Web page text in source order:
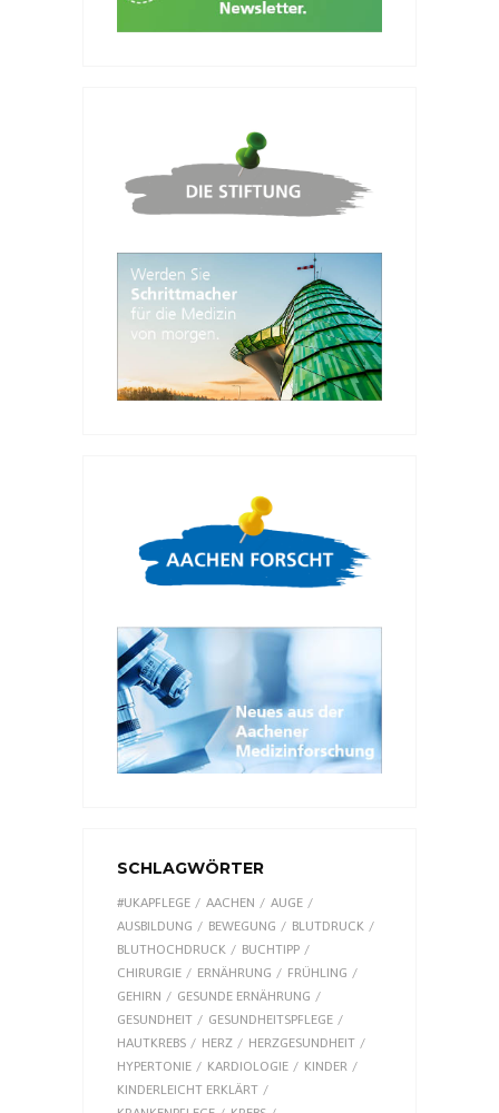
SCHLAGWÖRTER
#UKAPFLEGE AACHEN
AUGE
AUSBILDUNG
BEWEGUNG
BLUTDRUCK
BLUTHOCHDRUCK
BUCHTIPP
CHIRURGIE
ERNÄHRUNG
FRÜHLING
GEHIRN
GESUNDE ERNÄHRUNG
GESUNDHEIT
GESUNDHEITSPFLEGE
HAUTKREBS
HERZ
HERZGESUNDHEIT
HYPERTONIE
KARDIOLOGIE
KINDER
KINDERLEICHT ERKLÄRT